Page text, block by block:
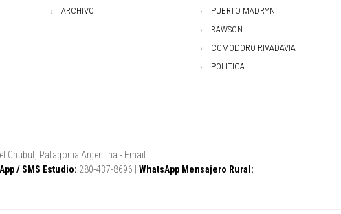
ARCHIVO
PUERTO MADRYN
RAWSON
COMODORO RIVADAVIA
POLITICA
Chubut, Patagonia Argentina - Email:
/ SMS Estudio: 280-437-8696 | WhatsApp Mensajero Rural: